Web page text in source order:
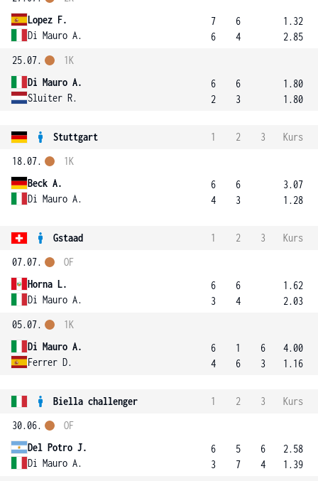
Lopez F.
Di Mauro A.
7
6
6
4
1.32
2.85
25.07.
Di Mauro A.
Sluiter R.
1K
6
2
6
3
1.80
1.80
Stuttgart 1 2 3
Kurs
18.07.
Beck A.
Di Mauro A.
1K
6
4
6
3
3.07
1.28
Gstaad 1 2 3
Kurs
07.07.
Horna L.
Di Mauro A.
OF
6
3
6
4
1.62
2.03
05.07.
Di Mauro A.
Ferrer D.
1K
6
4
1
6
6
3
4.00
1.16
Biella challenger 1 2 3
Kurs
30.06.
Del Potro J.
Di Mauro A.
OF
6
3
5
7
6
4
2.58
1.39